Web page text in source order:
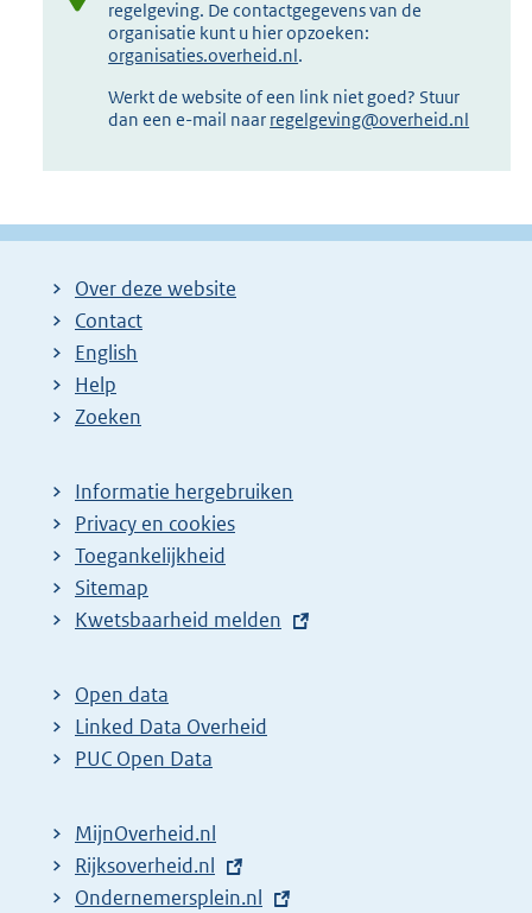
regelgeving. De contactgegevens van de
organisatie kunt u hier opzoeken:
organisaties.overheid.nl.
Werkt de website of een link niet goed? Stuur
dan een e-mail naar regelgeving@overheid.nl
Over deze website
Contact
English
Help
Zoeken
Informatie hergebruiken
Privacy en cookies
Toegankelijkheid
Sitemap
E
t
e
r
l
i
n
Kwetsbaarheid melden
Open data
Linked Data Overheid
PUC Open Data
MijnOverheid.nl
E
x
Rijksoverheid.nl
E
Ondernemersplein.nl